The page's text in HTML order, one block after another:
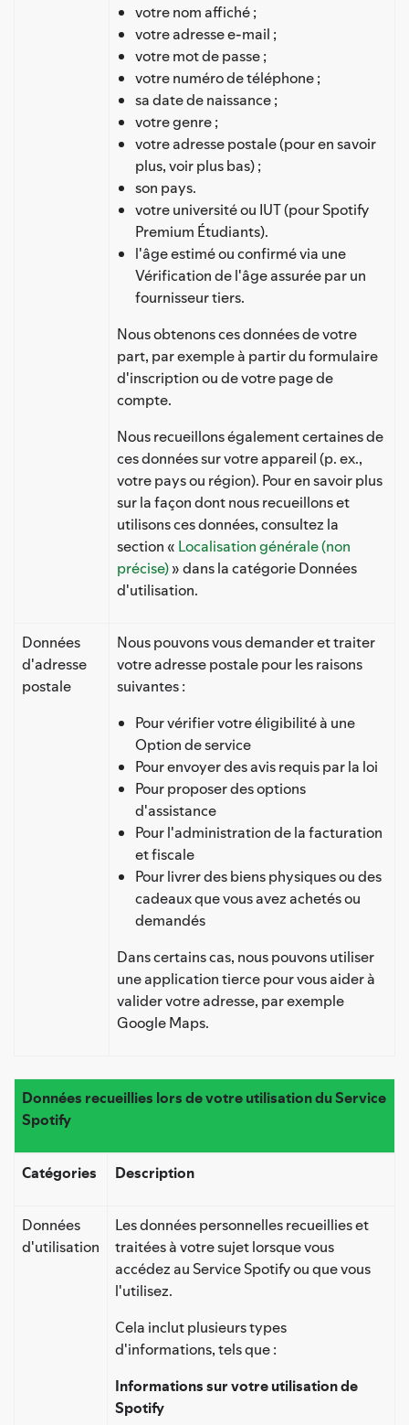
votre nom affiché ;
votre adresse e-mail ;
votre mot de passe ;
votre numéro de téléphone ;
sa date de naissance ;
votre genre ;
votre adresse postale (pour en savoir
plus, voir plus bas) ;
son pays.
votre université ou IUT (pour Spotify
Premium Étudiants).
l'âge estimé ou confirmé via une
Vérification de l'âge assurée par un
fournisseur tiers.
Nous obtenons ces données de votre
part, par exemple à partir du formulaire
d'inscription ou de votre page de
compte.
Nous recueillons également certaines de
ces données sur votre appareil (p. ex.,
votre pays ou région). Pour en savoir plus
sur la façon dont nous recueillons et
utilisons ces données, consultez la
section « Localisation générale (non
précise)» dans la catégorie Données
d'utilisation.
Données
d'adresse
postale
Nous pouvons vous demander et traiter
votre adresse postale pour les raisons
suivantes :
Pour vérifier votre éligibilité à une
Option de service
Pour envoyer des avis requis par la loi
Pour proposer des options
d'assistance
Pour l'administration de la facturation
et fiscale
Pour livrer des biens physiques ou des
cadeaux que vous avez achetés ou
demandés
Dans certains cas, nous pouvons utiliser
une application tierce pour vous aider à
valider votre adresse, par exemple
Google Maps.
Données recueillies lors de votre utilisation du Service
Spotify
Catégories Description
Données
d'utilisation
Les données personnelles recueillies et
traitées à votre sujet lorsque vous
accédez au Service Spotify ou que vous
l'utilisez.
Cela inclut plusieurs types
d'informations, tels que :
Informations sur votre utilisation de
Spotify